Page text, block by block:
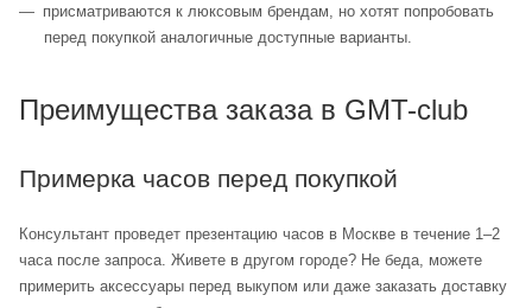
присматриваются к люксовым брендам, но хотят попробовать
перед покупкой аналогичные доступные варианты.
Преимущества заказа в GMT-club
Примерка часов перед покупкой
Консультант проведет презентацию часов в Москве в течение 1–2
часа после запроса. Живете в другом городе? Не беда, можете
примерить аксессуары перед выкупом или даже заказать доставку